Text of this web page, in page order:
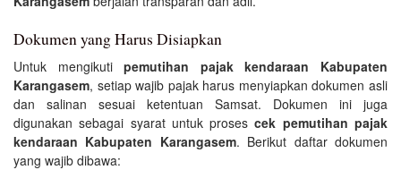
Dokumen yang Harus Disiapkan
Untuk mengikutipemutihan pajak kendaraan Kabupaten
Karangasem, setiap wajib pajak harus menyiapkan dokumen asli
dan salinan sesuai ketentuan Samsat. Dokumen ini juga
digunakan sebagai syarat untuk prosescek pemutihan pajak
kendaraan Kabupaten Karangasem. Berikut daftar dokumen
yang wajib dibawa: